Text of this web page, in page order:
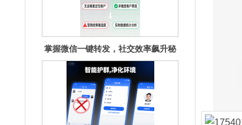
微信一键转发神器，让信息传播快人
一步！